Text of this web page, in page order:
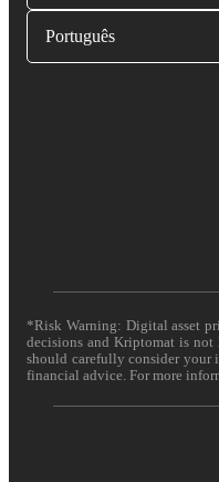
Português
*Risk Warning: Digital asset
decisions and Kriptomat is not
should carefully consider your
financial advice. For more